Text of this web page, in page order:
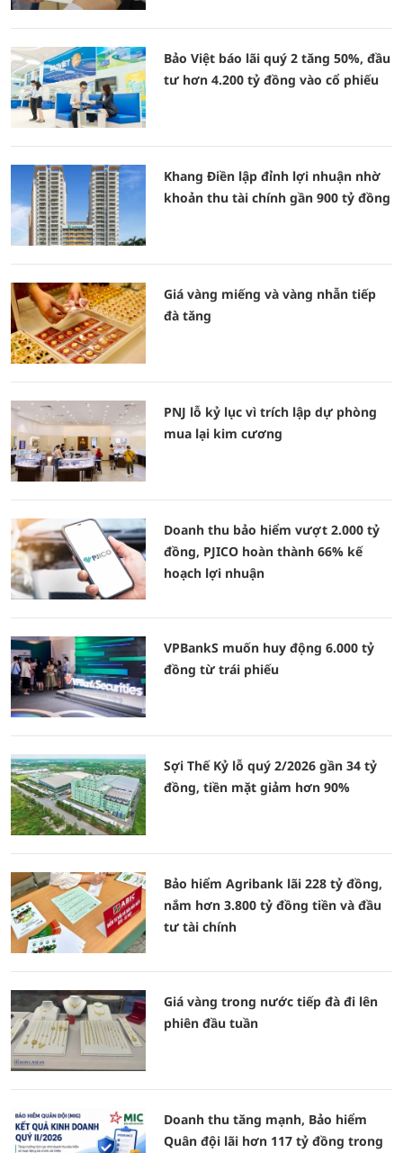
Bảo Việt báo lãi quý 2 tăng 50%, đầu
tư hơn 4.200 tỷ đồng vào cổ phiếu
Khang Điền lập đỉnh lợi nhuận nhờ
khoản thu tài chính gần 900 tỷ đồng
Giá vàng miếng và vàng nhẫn tiếp
đà tăng
PNJ lỗ kỷ lục vì trích lập dự phòng
mua lại kim cương
Doanh thu bảo hiểm vượt 2.000 tỷ
đồng, PJICO hoàn thành 66% kế
hoạch lợi nhuận
VPBankS muốn huy động 6.000 tỷ
đồng từ trái phiếu
Sợi Thế Kỷ lỗ quý 2/2026 gần 34 tỷ
đồng, tiền mặt giảm hơn 90%
Bảo hiểm Agribank lãi 228 tỷ đồng,
nắm hơn 3.800 tỷ đồng tiền và đầu
tư tài chính
Giá vàng trong nước tiếp đà đi lên
phiên đầu tuần
Doanh thu tăng mạnh, Bảo hiểm
Quân đội lãi hơn 117 tỷ đồng trong